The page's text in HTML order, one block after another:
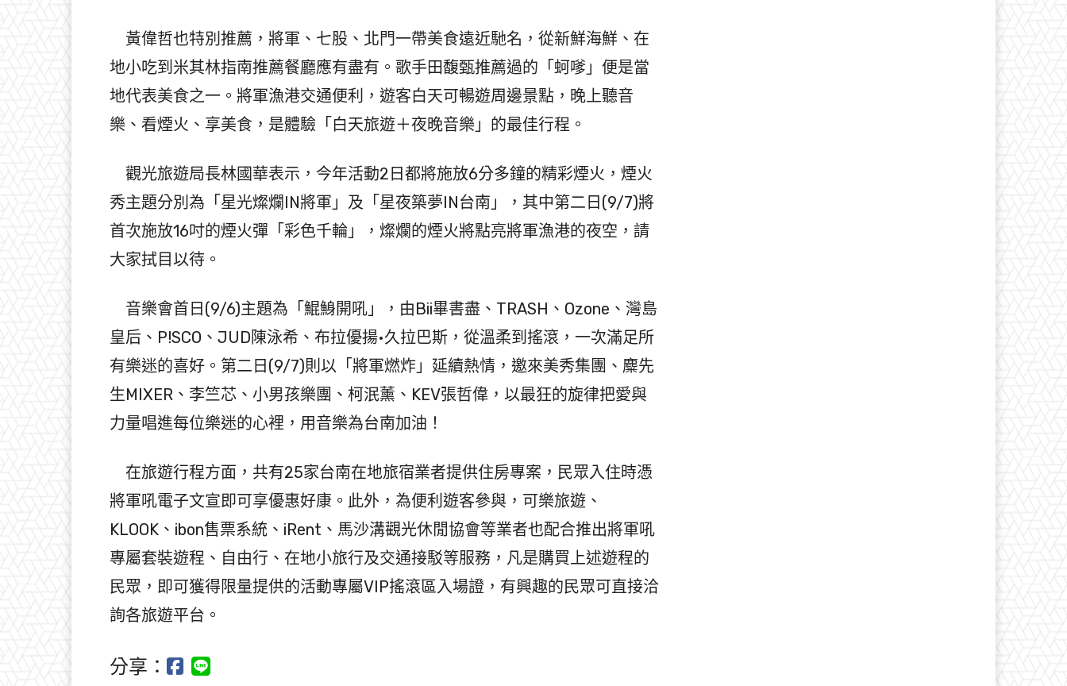
黃偉哲也特別推薦，將軍、七股、北門一帶美食遠近馳名，從新鮮海鮮、在
地小吃到米其林指南推薦餐廳應有盡有。歌手田馥甄推薦過的「蚵嗲」便是當
地代表美食之一。將軍漁港交通便利，遊客白天可暢遊周邊景點，晚上聽音
樂、看煙火、享美食，是體驗「白天旅遊＋夜晚音樂」的最佳行程。
觀光旅遊局長林國華表示，今年活動2日都將施放6分多鐘的精彩煙火，煙火
秀主題分別為「星光燦爛IN將軍」及「星夜築夢IN台南」，其中第二日(9/7)將
首次施放16吋的煙火彈「彩色千輪」，燦爛的煙火將點亮將軍漁港的夜空，請
大家拭目以待。
音樂會首日(9/6)主題為「鯤鯓開吼」，由Bii畢書盡、TRASH、Ozone、灣島
皇后、P!SCO、JUD陳泳希、布拉優揚•久拉巴斯，從溫柔到搖滾，一次滿足所
有樂迷的喜好。第二日(9/7)則以「將軍燃炸」延續熱情，邀來美秀集團、麋先
生MIXER、李竺芯、小男孩樂團、柯泯薰、KEV張哲偉，以最狂的旋律把愛與
力量唱進每位樂迷的心裡，用音樂為台南加油！
在旅遊行程方面，共有25家台南在地旅宿業者提供住房專案，民眾入住時憑
將軍吼電子文宣即可享優惠好康。此外，為便利遊客參與，可樂旅遊、
KLOOK、ibon售票系統、iRent、馬沙溝觀光休閒協會等業者也配合推出將軍吼
專屬套裝遊程、自由行、在地小旅行及交通接駁等服務，凡是購買上述遊程的
民眾，即可獲得限量提供的活動專屬VIP搖滾區入場證，有興趣的民眾可直接洽
詢各旅遊平台。
分享：